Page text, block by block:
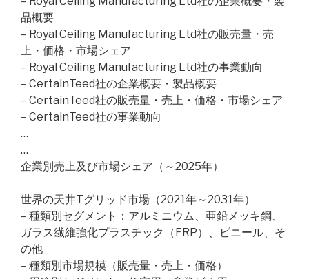
品概要
– Royal Ceiling Manufacturing Ltd社の販売量・売
上・価格・市場シェア
– Royal Ceiling Manufacturing Ltd社の事業動向
– CertainTeed社の企業概要・製品概要
– CertainTeed社の販売量・売上・価格・市場シェア
– CertainTeed社の事業動向
…
…
企業別売上及び市場シェア（～2025年）
世界の天井Tグリッド市場（2021年～2031年）
– 種類別セグメント：アルミニウム、亜鉛メッキ鋼、
ガラス繊維強化プラスチック（FRP）、ビニール、そ
の他
– 種類別市場規模（販売量・売上・価格）